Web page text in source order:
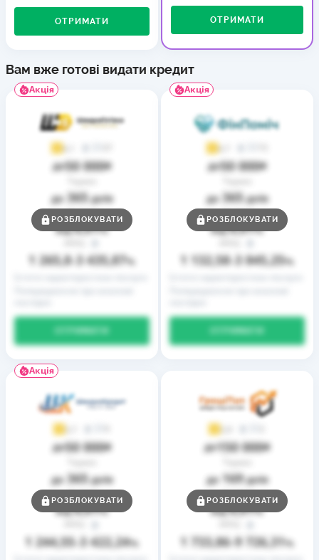
ОТРИМАТИ ОТРИМАТИ
Вам вже готові видати кредит
Акція
4,1
до50 000₴
до 365днів
Ставка
від0,01%
1 265,8 3 435,87%
РОЗБЛОКУВАТИ
Акція
4,7
до50 000₴
до 365днів
Ставка
від0,01%
1 132,58 3 845,25%
РОЗБЛОКУВАТИ
Акція
3,7
до50 000₴
до 365днів
Ставка
від0,01%
1 244,55– 3 422,24%
РОЗБЛОКУВАТИ
3,9
до150 000₴
до 169днів
Ставка
від0,01%
1 733,86– 9 726,31%
РОЗБЛОКУВАТИ